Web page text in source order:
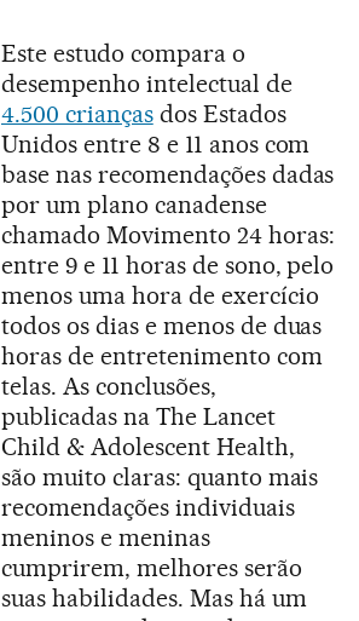
Este estudo compara o
desempenho intelectual de
4.500 criançasdos Estados
Unidos entre 8 e 11 anos com
base nas recomendações dadas
por um plano canadense
chamado Movimento 24 horas:
entre 9 e 11 horas de sono, pelo
menos uma hora de exercício
todos os dias e menos de duas
horas de entretenimento com
telas. As conclusões,
publicadas na The Lancet
Child & Adolescent Health,
são muito claras: quanto mais
recomendações individuais
meninos e meninas
cumprirem, melhores serão
suas habilidades. Mas há um